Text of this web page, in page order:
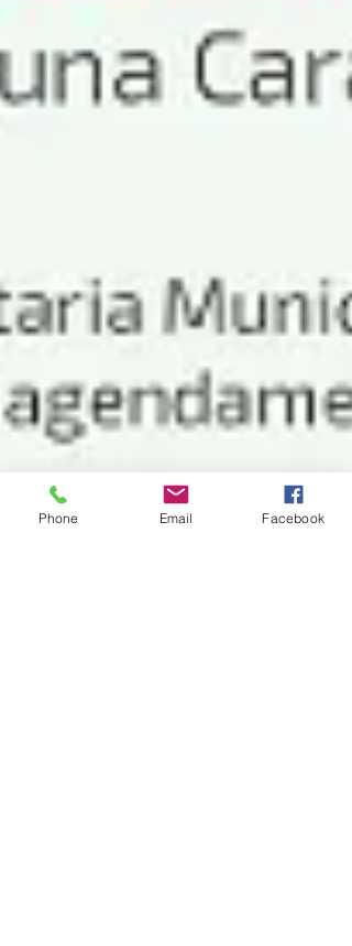
Phone Email Facebook